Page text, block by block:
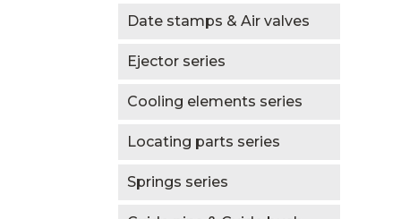
Date stamps & Air valves
Ejector series
Cooling elements series
Locating parts series
Springs series